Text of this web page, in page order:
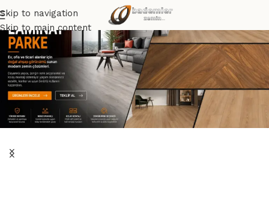
Skip to navigation
Skip to main content